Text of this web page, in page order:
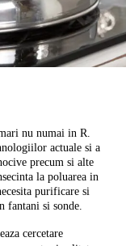
nu numai in R.
actuale si a
precum si alte
la poluarea in
purificare si
fantani si sonde.
cercetare